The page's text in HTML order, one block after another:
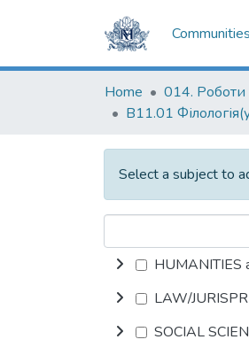
Home 014. Роботи
Select a subject to
HUMANITIES
LAW/
SOCIAL